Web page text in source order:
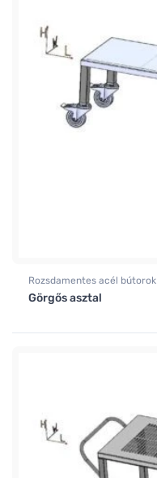
Rozsdamentes acél bútorok
Görgős asztal